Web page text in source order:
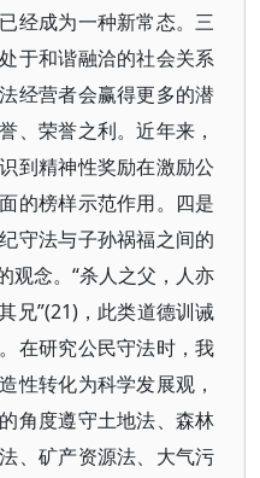
经成为一种新常态。三
于和谐融洽的社会关系
经营者会赢得更多的潜
、荣誉之利。近年来，
到精神性奖励在激励公
的榜样示范作用。四是
守法与子孙祸福之间的
观念。“杀人之父，人亦
兄”(21)，此类道德训诫
在研究公民守法时，我
性转化为科学发展观，
角度遵守土地法、森林
、矿产资源法、大气污